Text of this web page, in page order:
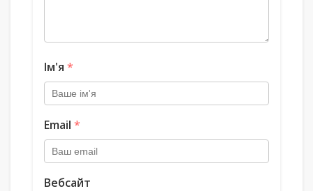
Ім'я *
Email *
Вебсайт